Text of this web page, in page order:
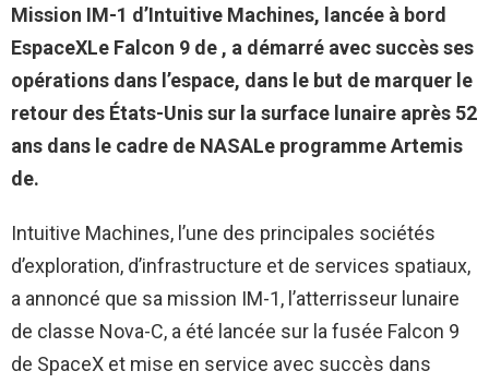
Mission IM-1 d’Intuitive Machines, lancée à bord
EspaceXLe Falcon 9 de , a démarré avec succès ses
opérations dans l’espace, dans le but de marquer le
retour des États-Unis sur la surface lunaire après 52
ans dans le cadre de NASALe programme Artemis
de.
Intuitive Machines, l’une des principales sociétés
d’exploration, d’infrastructure et de services spatiaux,
a annoncé que sa mission IM-1, l’atterrisseur lunaire
de classe Nova-C, a été lancée sur la fusée Falcon 9
de SpaceX et mise en service avec succès dans